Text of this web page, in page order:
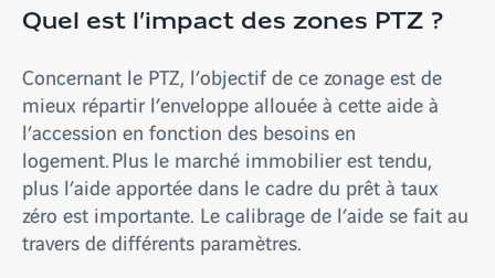
Quel est l’impact des zones PTZ ?
Concernant le PTZ, l’objectif de ce zonage est de
mieux répartir l’enveloppe allouée à cette aide à
l’accession en fonction des besoins en
logement. Plus le marché immobilier est tendu,
plus l’aide apportée dans le cadre du prêt à taux
zéro est importante. Le calibrage de l’aide se fait au
travers de différents paramètres.